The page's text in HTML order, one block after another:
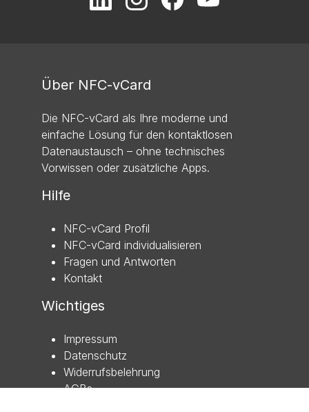
Über NFC-vCard
Die NFC-vCard als Ihre moderne und
einfache Lösung für den kontaktlosen
Datenaustausch – ohne technisches
Vorwissen oder zusätzliche Apps.
Hilfe
NFC-vCard Profil
NFC-vCard individualisieren
Fragen und Antworten
Kontakt
Wichtiges
Impressum
Datenschutz
Widerrufsbelehrung
AGBs